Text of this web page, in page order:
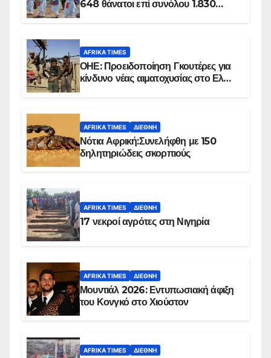
648 θάνατοι επί συνόλου 1.830
AFRIKA TIMES
ΟΗΕ: Προειδοποίηση Γκουτέρες για
κίνδυνο νέας αιματοχυσίας στο Ελ
AFRIKA TIMES ΔΙΕΘΝΉ
Νότια Αφρική:Συνελήφθη με 150
δηλητηριώδεις σκορπιούς
AFRIKA TIMES ΔΙΕΘΝΉ
17 νεκροί αγρότες στη Νιγηρία
AFRIKA TIMES ΔΙΕΘΝΉ
Μουντιάλ 2026: Εντυπωσιακή άφιξη
του Κονγκό στο Χιούστον
AFRIKA TIMES ΔΙΕΘΝΉ